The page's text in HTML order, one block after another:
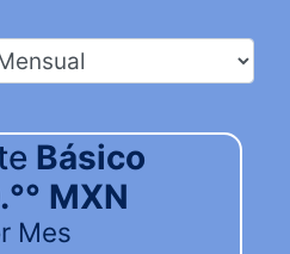
Básico
MXN
Mes